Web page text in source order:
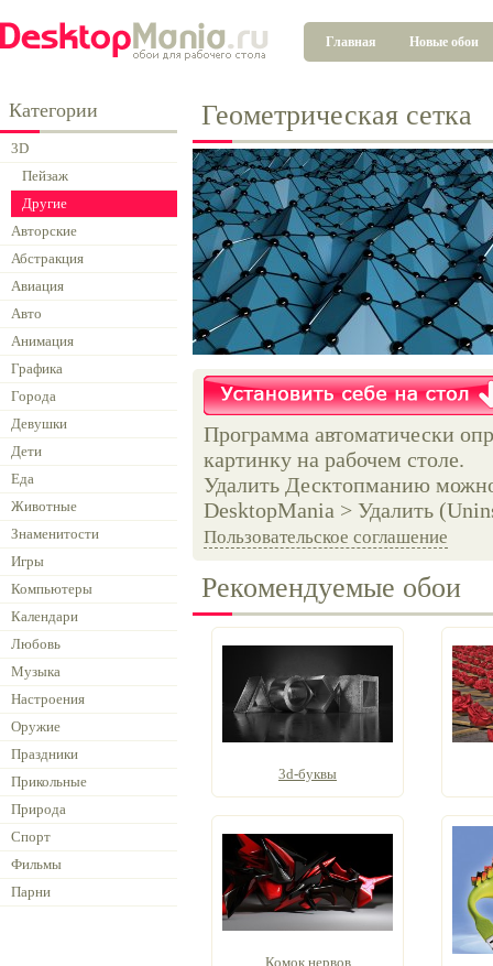
Главная Новые обои
Категории
3D
Пейзаж
Другие
Авторские
Абстракция
Авиация
Авто
Анимация
Графика
Города
Девушки
Дети
Еда
Животные
Знаменитости
Игры
Компьютеры
Календари
Любовь
Музыка
Настроения
Оружие
Праздники
Прикольные
Природа
Спорт
Фильмы
Парни
Геометрическая сетка
Программа автоматически
картинку на рабочем столе.
Удалить Десктопманию
DesktopMania > Удалить
Пользовательское соглашение
Рекомендуемые обои
3d-буквы
Комок нервов